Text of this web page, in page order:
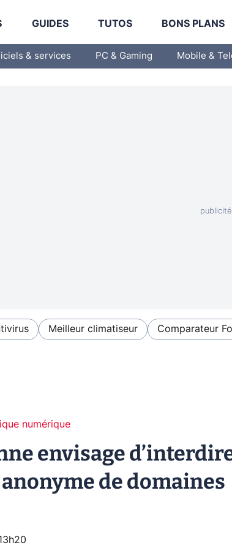
GUIDES TUTOS BONS PLANS
& services PC & Gaming Mobile &
Meilleur climatiseur Comparateur
numérique
envisage
de domaines